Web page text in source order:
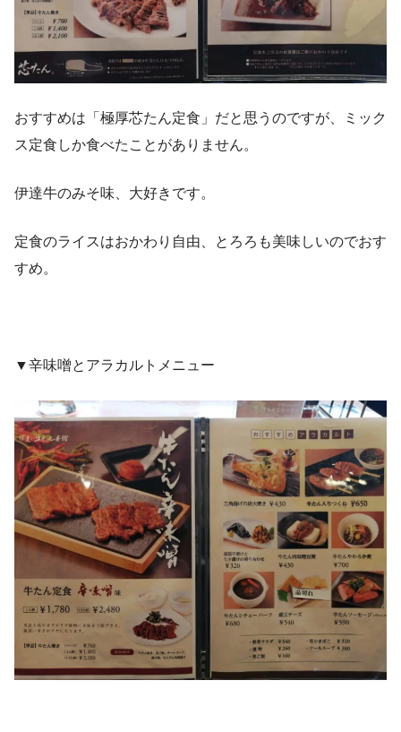
おすすめは「極厚芯たん定食」だと思うのですが、ミック
ス定食しか食べたことがありません。
伊達牛のみそ味、大好きです。
定食のライスはおかわり自由、とろろも美味しいのでおす
すめ。
▼辛味噌とアラカルトメニュー